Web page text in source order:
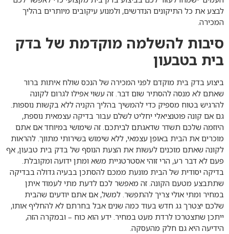
לבצע את כל התיקונים הנדרשים, ולמנוע עיקובים מיותרים בהליך
המכירה.
סיבות להשלמה מוקדמת של בדק
בית בטבעון
ביצוע בדק בית מוקדם לפני המכירה של הנכס שולח איתות ברור
שאתם לא מנסה להסתיר שום דבר. זה עשוי אפילו לגרום לקונה
להרגיש בטוח מספיק כדי להמשיך בהליך הקניה ללא בקשות נוספות.
גם אם קונה פוטנציאלי יחליט לשלם עבור בדיקה עצמאית נוספת,
היוזמה שלכם תשדר שדאגתם לביתכם. זה שימושי במיוחד אם אתם
מוכרים את הבית באופן עצמאי, ללא שימוש בשירותי מתווך. להראות
לקונה שאתם מוכנים לעשות את הצעת הנוסף של בדק בית טבעון, אף
פעם לא דבר רע, הרי זוהי אסטרטגיית משא ומתן ידועה ומקובלת.
בדיקה יסודית של הבית מונעת ממכם להסתכן בבעיה גדולה בבדיקה
שתתבצע מטעם הקונה. זה מאפשר לכם לדעת מתי לעמוד איתן
במחיר ומתי אולי צריך להתפשר. למשל, אם אתם יודעים שהבית
שלכם יצטרך גג חדש בעוד כמה שנים אבל בחרתם לא להחליף אותו,
ייתכן שתצטרכו לרדת מעט במחיר. ידע הוא כוח – ובמקרה הזה,
הידיעה היא גם חלק מהעסקה.